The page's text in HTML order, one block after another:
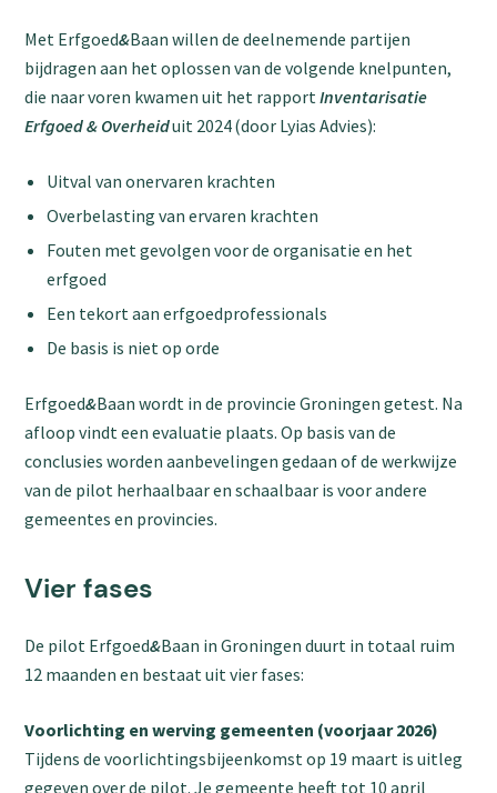
Met Erfgoed&Baan willen de deelnemende partijen
bijdragen aan het oplossen van de volgende knelpunten,
die naar voren kwamen uit het rapportInventarisatie
Erfgoed & Overheiduit 2024 (door Lyias Advies):
Uitval van onervaren krachten
Overbelasting van ervaren krachten
Fouten met gevolgen voor de organisatie en het
erfgoed
Een tekort aan erfgoedprofessionals
De basis is niet op orde
Erfgoed&Baan wordt in de provincie Groningen getest. Na
afloop vindt een evaluatie plaats. Op basis van de
conclusies worden aanbevelingen gedaan of de werkwijze
van de pilot herhaalbaar en schaalbaar is voor andere
gemeentes en provincies.
Vier fases
De pilot Erfgoed&Baan in Groningen duurt in totaal ruim
12 maanden en bestaat uit vier fases:
Voorlichting en werving gemeenten (voorjaar 2026)
Tijdens de voorlichtingsbijeenkomst op 19 maart is uitleg
gegeven over de pilot. Je gemeente heeft tot 10 april